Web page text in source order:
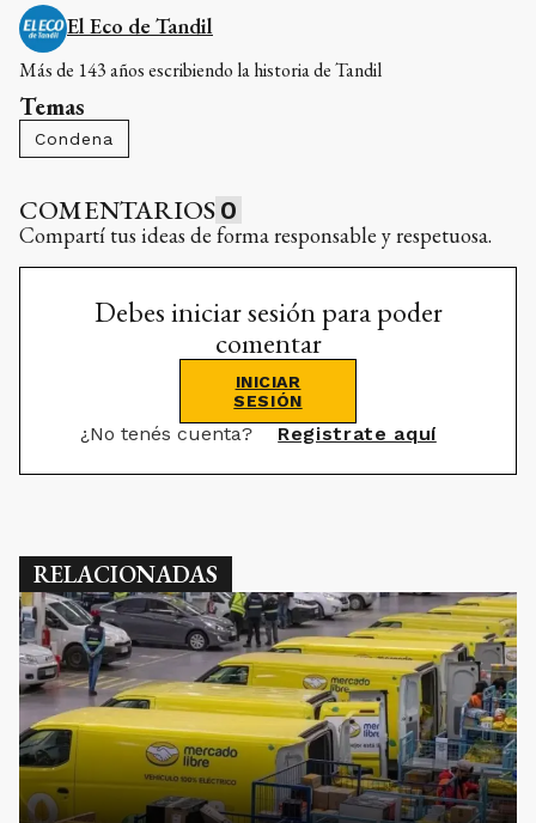
El Eco de Tandil
Más de 143 años escribiendo la historia de Tandil
Temas
Condena
COMENTARIOS 0
Compartí tus ideas de forma responsable y respetuosa.
Debes iniciar sesión para poder
comentar
INICIAR
SESIÓN
¿No tenés cuenta? Registrate aquí
RELACIONADAS